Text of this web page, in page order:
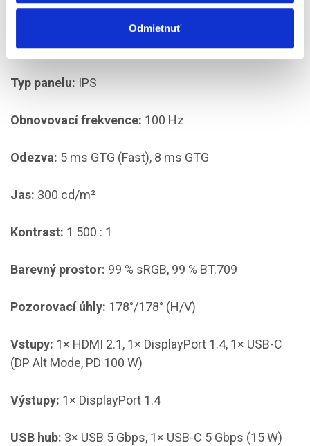
Odmietnuť
Rozlišení:1920 × 1200 px (WUXGA)
Poměr stran:16 : 10
Typ panelu: IPS
Obnovovací frekvence: 100 Hz
Odezva: 5 ms GTG (Fast), 8 ms GTG
Jas: 300 cd/m²
Kontrast: 1 500 : 1
Barevný prostor: 99 % sRGB, 99 % BT.709
Pozorovací úhly: 178°/178° (H/V)
Vstupy: 1× HDMI 2.1, 1× DisplayPort 1.4, 1× USB-C
(DP Alt Mode, PD 100 W)
Výstupy: 1× DisplayPort 1.4
USB hub: 3× USB 5 Gbps, 1× USB-C 5 Gbps (15 W)